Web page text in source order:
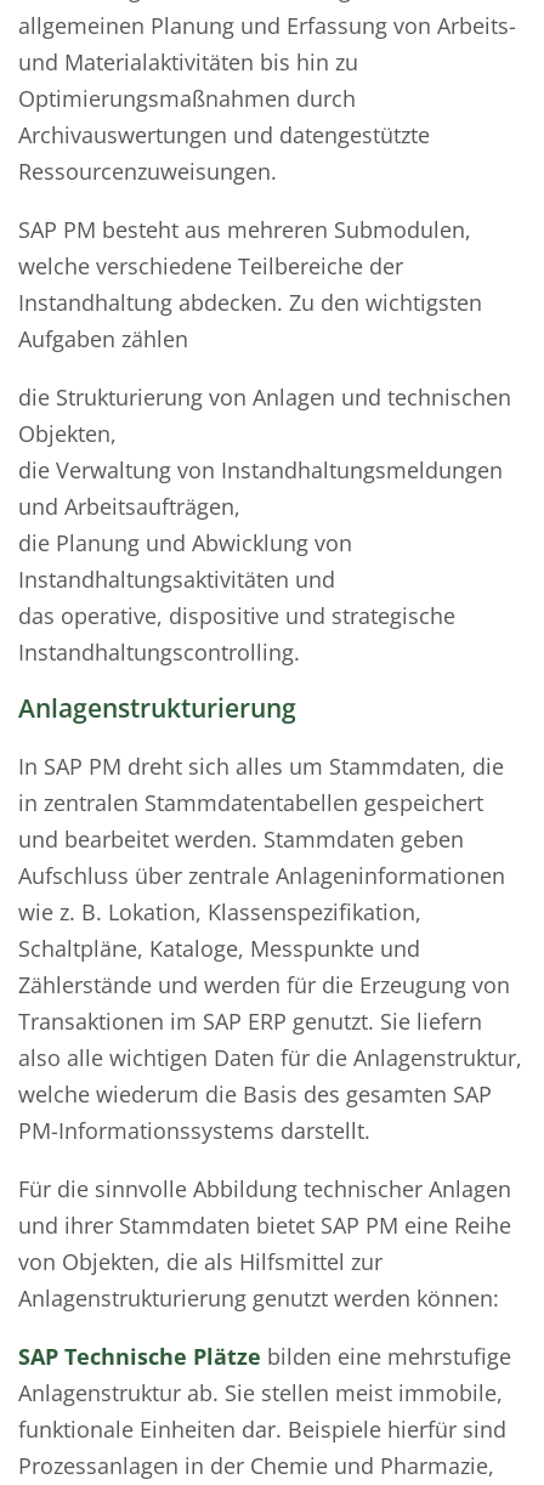
allgemeinen Planung und Erfassung von Arbeits-
und Materialaktivitäten bis hin zu
Optimierungsmaßnahmen durch
Archivauswertungen und datengestützte
Ressourcenzuweisungen.
SAP PM besteht aus mehreren Submodulen,
welche verschiedene Teilbereiche der
Instandhaltung abdecken. Zu den wichtigsten
Aufgaben zählen
die Strukturierung von Anlagen und technischen
Objekten,
die Verwaltung von Instandhaltungsmeldungen
und Arbeitsaufträgen,
die Planung und Abwicklung von
Instandhaltungsaktivitäten und
das operative, dispositive und strategische
Instandhaltungscontrolling.
Anlagenstrukturierung
In SAP PM dreht sich alles um Stammdaten, die
in zentralen Stammdatentabellen gespeichert
und bearbeitet werden. Stammdaten geben
Aufschluss über zentrale Anlageninformationen
wie z. B. Lokation, Klassenspezifikation,
Schaltpläne, Kataloge, Messpunkte und
Zählerstände und werden für die Erzeugung von
Transaktionen im SAP ERP genutzt. Sie liefern
also alle wichtigen Daten für die Anlagenstruktur,
welche wiederum die Basis des gesamten SAP
PM-Informationssystems darstellt.
Für die sinnvolle Abbildung technischer Anlagen
und ihrer Stammdaten bietet SAP PM eine Reihe
von Objekten, die als Hilfsmittel zur
Anlagenstrukturierung genutzt werden können:
SAP Technische Plätze bilden eine mehrstufige
Anlagenstruktur ab. Sie stellen meist immobile,
funktionale Einheiten dar. Beispiele hierfür sind
Prozessanlagen in der Chemie und Pharmazie,